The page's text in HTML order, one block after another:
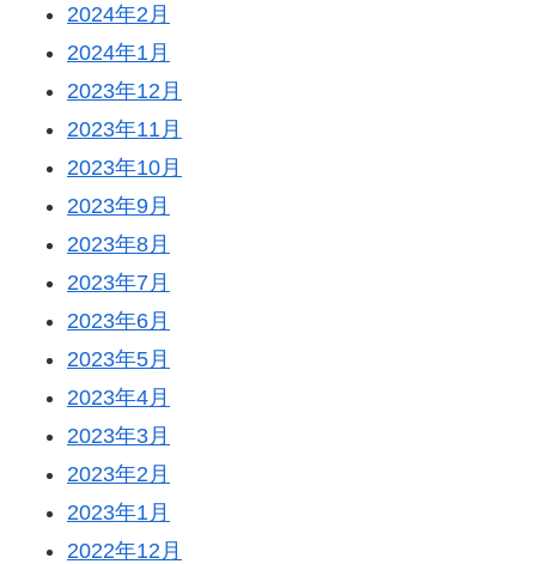
2024年2月
2024年1月
2023年12月
2023年11月
2023年10月
2023年9月
2023年8月
2023年7月
2023年6月
2023年5月
2023年4月
2023年3月
2023年2月
2023年1月
2022年12月